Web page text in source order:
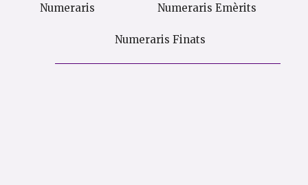
Numeraris Numeraris Emèrits
Numeraris Finats